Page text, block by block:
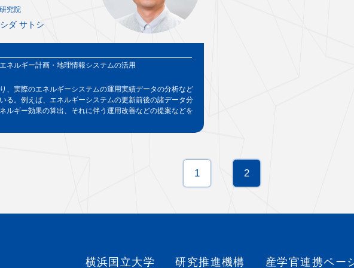
究院
ダ サトシ
ネルギー計画・地理情報システムの活用
、実際のエネルギーシステムの運用実績データの分析など
る。例えば、エネルギーシステムの更新前後の諸データ分
ルギー効果の算出、それに伴う運用改善などの提案などを
1 2
横浜国立大学 研究推進機構 産学官連携ペー